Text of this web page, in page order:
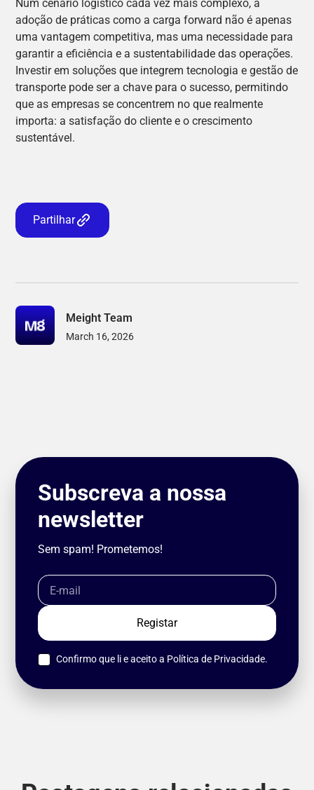
Num cenário logístico cada vez mais complexo, a
adoção de práticas como a carga forward não é apenas
uma vantagem competitiva, mas uma necessidade para
garantir a eficiência e a sustentabilidade das operações.
Investir em soluções que integrem tecnologia e gestão de
transporte pode ser a chave para o sucesso, permitindo
que as empresas se concentrem no que realmente
importa: a satisfação do cliente e o crescimento
sustentável.
Partilhar
Meight Team
March 16, 2026
Subscreva a nossa
newsletter
Sem spam! Prometemos!
Confirmo que li e aceito a Política de Privacidade.